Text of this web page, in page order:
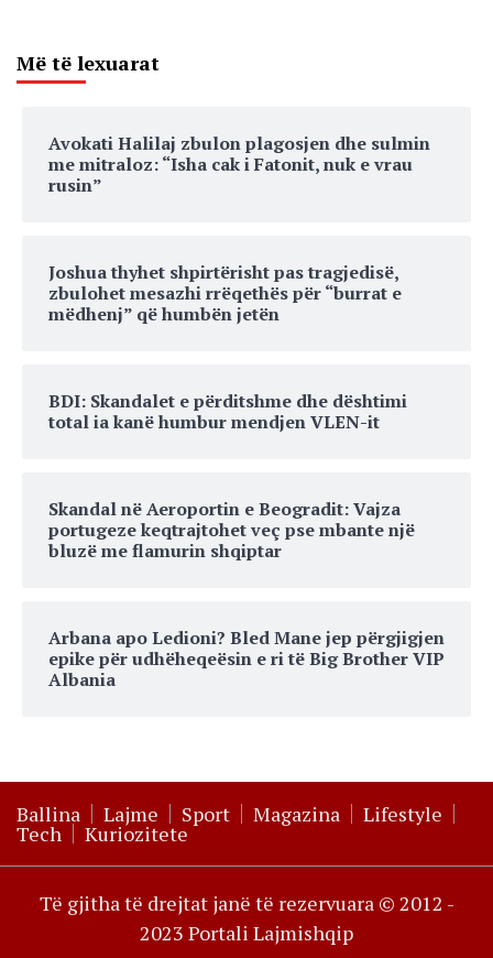
Më të lexuarat
Avokati Halilaj zbulon plagosjen dhe sulmin
me mitraloz: “Isha cak i Fatonit, nuk e vrau
rusin”
Joshua thyhet shpirtërisht pas tragjedisë,
zbulohet mesazhi rrëqethës për “burrat e
mëdhenj” që humbën jetën
BDI: Skandalet e përditshme dhe dështimi
total ia kanë humbur mendjen VLEN-it
Skandal në Aeroportin e Beogradit: Vajza
portugeze keqtrajtohet veç pse mbante një
bluzë me flamurin shqiptar
Arbana apo Ledioni? Bled Mane jep përgjigjen
epike për udhëheqeësin e ri të Big Brother VIP
Albania
Ballina Lajme Sport Magazina Lifestyle
Tech Kuriozitete
Të gjitha të drejtat janë të rezervuara © 2012 -
2023 Portali Lajmishqip